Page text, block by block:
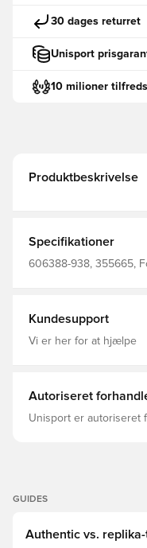
30 dages returret
Unisport
10 milioner
Produktbeskrivelse
Specifikationer
606388-938, 355665,
Kundesupport
Vi er her for at hjælpe
Autoriseret
Unisport er autoriseret
GUIDES
Authentic vs.